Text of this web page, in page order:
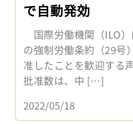
で自動発効
国際労働機関（ILO
の強制労働条約（29号
准したことを歓迎する
批准数は、中 […]
2022/05/18